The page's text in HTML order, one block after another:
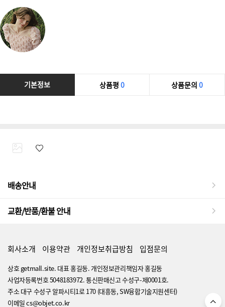
기본정보 상품평 0 상품문의 0
배송안내
교환/반품/환불 안내
회사소개 이용약관 개인정보취급방침 입점문의
상호 getmall.site. 대표 홍길동. 개인정보관리책임자 홍길동
사업자등록번호 5048183972. 통신판매신고 수성구-제0001호.
주소 대구 수성구 알파시티1로 170 (대흥동, SW융합기술지원센터)
이메일 cs@objet.co.kr